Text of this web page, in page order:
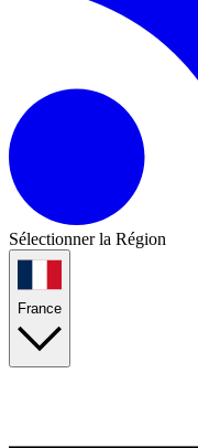
Sélectionner la Région
France